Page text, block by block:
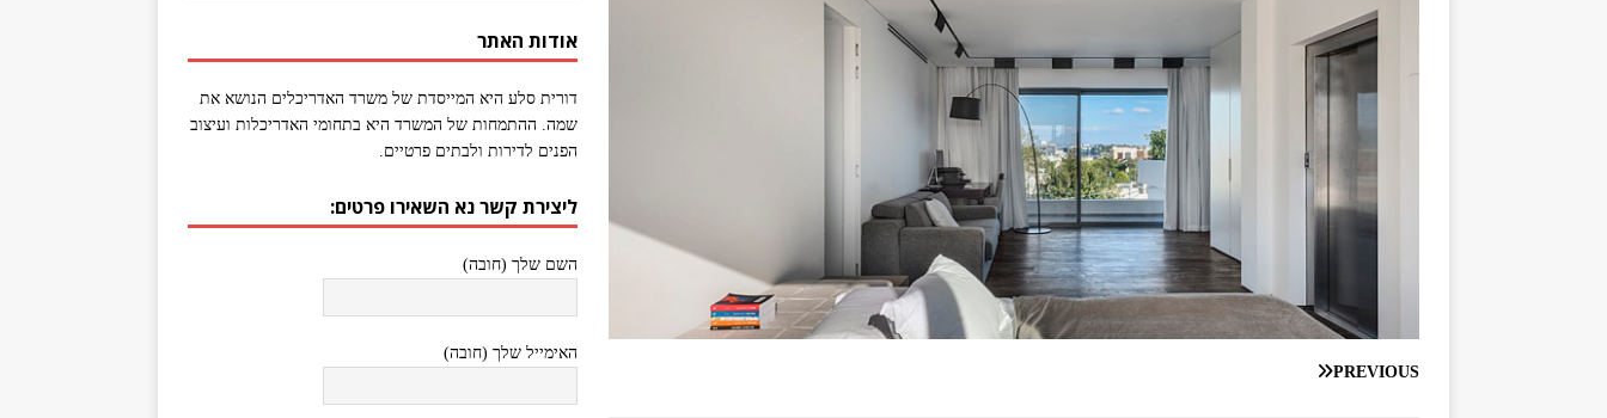
PREVIOUS
אודות האתר
דורית סלע היא המייסדת של משרד האדריכלים הנושא את
שמה. ההתמחות של המשרד היא בתחומי האדריכלות ועיצוב
הפנים לדירות ולבתים פרטיים.
ליצירת קשר נא השאירו פרטים:
השם שלך (חובה)
האימייל שלך (חובה)